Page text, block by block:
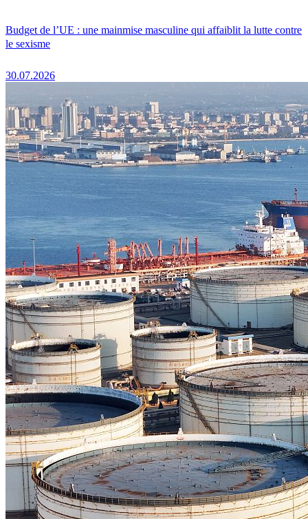
Budget de l’UE : une mainmise masculine qui affaiblit la lutte contre
le sexisme
30.07.2026